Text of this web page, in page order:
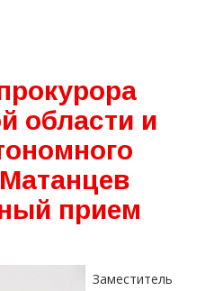
области и
прием
Заместитель